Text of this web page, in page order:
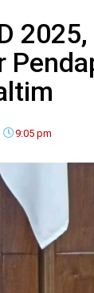
2025,
9:05 pm